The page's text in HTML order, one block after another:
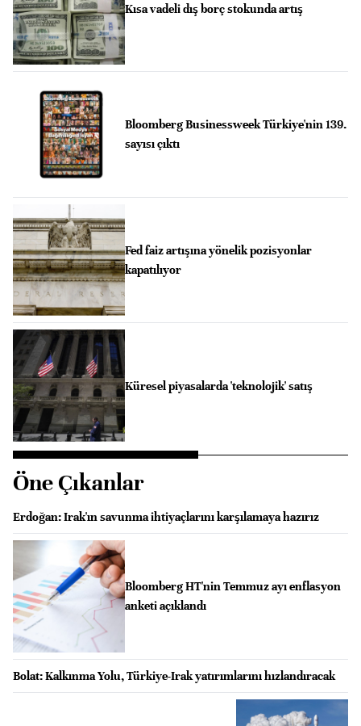
Kısa vadeli dış borç stokunda artış
Bloomberg Businessweek Türkiye'nin 139.
sayısı çıktı
Fed faiz artışına yönelik pozisyonlar
kapatılıyor
Küresel piyasalarda 'teknolojik' satış
Öne Çıkanlar
Erdoğan: Irak'ın savunma ihtiyaçlarını karşılamaya hazırız
Bloomberg HT'nin Temmuz ayı enflasyon
anketi açıklandı
Bolat: Kalkınma Yolu, Türkiye-Irak yatırımlarını hızlandıracak